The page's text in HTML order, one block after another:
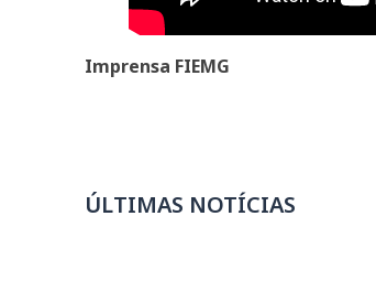
Imprensa FIEMG
ÚLTIMAS NOTÍCIAS